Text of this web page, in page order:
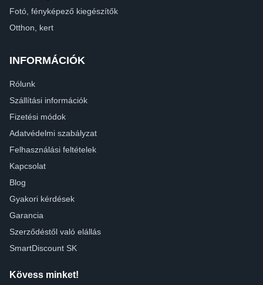
Fotó, fényképező kiegészítők
Otthon, kert
INFORMÁCIÓK
Rólunk
Szállítási információk
Fizetési módok
Adatvédelmi szabályzat
Felhasználási feltételek
Kapcsolat
Blog
Gyakori kérdések
Garancia
Szerződéstől való elállás
SmartDiscount SK
Kövess minket!